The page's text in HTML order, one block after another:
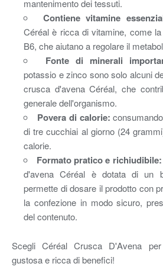
mantenimento dei tessuti.
Contiene vitamine
Céréal è ricca di vitamine, come
B6, che aiutano a regolare il
Fonte di minerali
potassio e zinco sono solo alcuni
crusca d'avena Céréal, che
generale dell'organismo.
Povera di calorie:
di tre cucchiai al giorno (24
calorie.
Formato pratico e richiudibile:
d'avena Céréal è dotata di un
permette di dosare il prodotto con
la confezione in modo sicuro,
del contenuto.
Scegli Céréal Crusca D'Avena
gustosa e ricca di benefici!